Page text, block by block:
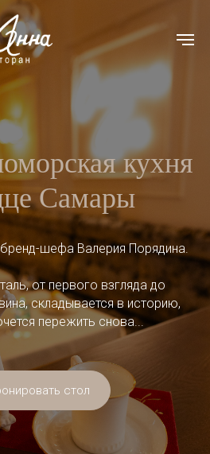
кухня
Самары
шефа Валерия Порядина.
от первого взгляда до
складывается в историю,
пережить снова...
стол